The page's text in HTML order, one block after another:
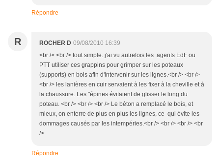
Répondre
R ROCHER D 09/08/2010 16:39
<br /> <br /> tout simple. j'ai vu autrefois les agents EdF ou
PTT utiliser ces grappins pour grimper sur les poteaux
(supports) en bois afin d'intervenir sur les lignes.<br /> <br />
<br /> les lanières en cuir servaient à les fixer à la cheville et à
la chaussure. Les "épines évitaient de glisser le long du
poteau. <br /> <br /> <br /> Le béton a remplacé le bois, et
mieux, on enterre de plus en plus les lignes, ce qui évite les
dommages causés par les intempéries.<br /> <br /> <br /> <br
/>
Répondre